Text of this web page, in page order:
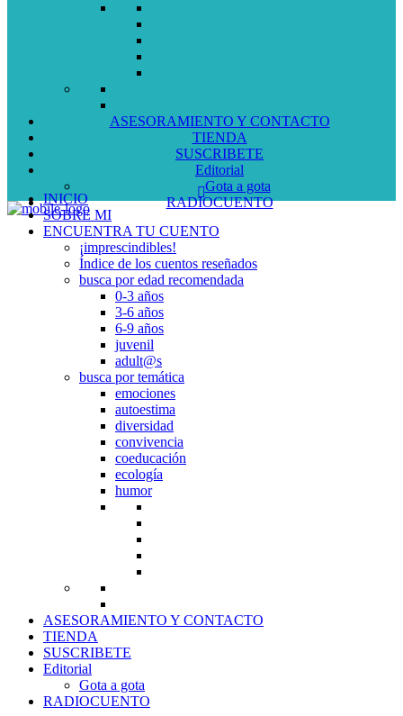
ASESORAMIENTO Y CONTACTO
TIENDA
SUSCRIBETE
Editorial
Gota a gota
RADIOCUENTO
INICIO
SOBRE MI
ENCUENTRA TU CUENTO
¡imprescindibles!
Índice de los cuentos reseñados
busca por edad recomendada
0-3 años
3-6 años
6-9 años
juvenil
adult@s
busca por temática
emociones
autoestima
diversidad
convivencia
coeducación
ecología
humor
ASESORAMIENTO Y CONTACTO
TIENDA
SUSCRIBETE
Editorial
Gota a gota
RADIOCUENTO